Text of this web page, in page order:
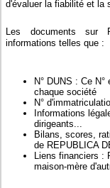
d'évaluer la fiabilité et la
Les documents sur
informations telles que :
N° DUNS : Ce
chaque société
N°
Informations
dirigeants...
Bilans, scores,
de REPUBLICA
Liens financiers :
maison-mère